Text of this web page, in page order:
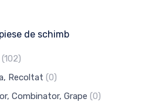
de schimb
(102)
Recoltat (0)
Combinator, Grape (0)